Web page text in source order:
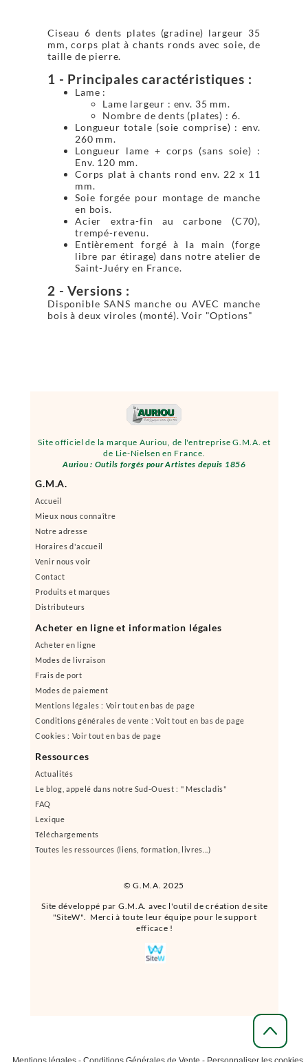
© G.M.A. 2025
Site officiel de la marque Auriou, de l'entreprise G.M.A. et
de Lie-Nielsen en France.
Auriou : Outils forgés pour Artistes depuis 1856
Site développé par G.M.A. avec l'outil de création de site
"SiteW". Merci à toute leur équipe pour le support
efficace !
G.M.A.
Accueil
Mieux nous connaître
Notre adresse
Horaires d'accueil
Venir nous voir
Contact
Produits et marques
Distributeurs
Acheter en ligne et information légales
Acheter en ligne
Modes de livraison
Frais de port
Modes de paiement
Mentions légales : Voir tout en bas de page
Conditions générales de vente : Voit tout en bas de page
Cookies : Voir tout en bas de page
Ressources
Actualités
Le blog, appelé dans notre Sud-Ouest : " Mescladis"
FAQ
Lexique
Téléchargements
Toutes les ressources (liens, formation, livres...)
Ciseau 6 dents plates (gradine) largeur 35
mm, corps plat à chants ronds avec soie, de
taille de pierre.
1 - Principales caractéristiques :
Lame :
Lame largeur : env. 35 mm.
Nombre de dents (plates) : 6.
Longueur totale (soie comprise) : env.
260 mm.
Longueur lame + corps (sans soie) :
Env. 120 mm.
Corps plat à chants rond env. 22 x 11
mm.
Soie forgée pour montage de manche
en bois.
Acier extra-fin au carbone (C70),
trempé-revenu.
Entièrement forgé à la main (forge
libre par étirage) dans notre atelier de
Saint-Juéry en France.
2 - Versions :
Disponible SANS manche ou AVEC manche
bois à deux viroles (monté). Voir "Options"